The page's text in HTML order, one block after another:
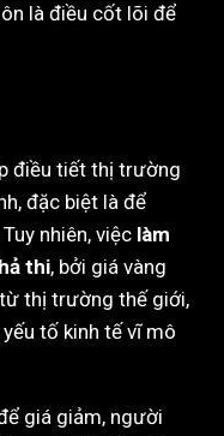
là điều cốt lõi để
điều tiết thị trường
đặc biệt là để
nhiên, việc làm
thi, bởi giá vàng
thị trường thế giới,
tố kinh tế vĩ mô
giá giảm, người